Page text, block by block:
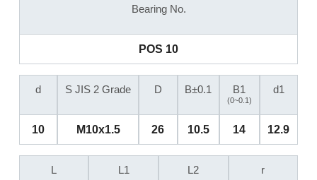
Bearing No.
POS 10
d
10
S JIS 2 Grade
M10x1.5
D
26
B±0.1
10.5
B1
(0~0.1)
14
d1
12.9
L L1 L2 r